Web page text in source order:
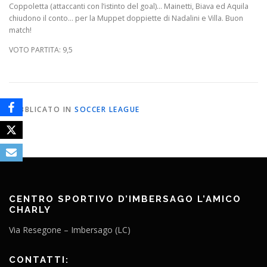
Coppoletta (attaccanti con l’istinto del goal)… Mainetti, Biava ed Aquila
chiudono il conto… per la Muppet doppiette di Nadalini e Villa. Buon
match!
VOTO PARTITA: 9,5
PUBBLICATO IN SOCCER LEAGUE
CENTRO SPORTIVO D’IMBERSAGO L’AMICO
CHARLY
Via Resegone – Imbersago (LC)
CONTATTI: